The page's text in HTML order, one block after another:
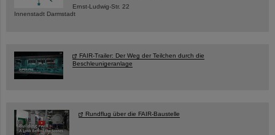
Ernst-Ludwig-Str. 22
Innenstadt Darmstadt
FAIR-Trailer: Der Weg der Teilchen durch die
Beschleunigeranlage
Rundflug über die FAIR-Baustelle